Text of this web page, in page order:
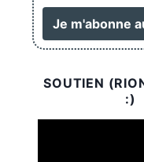
SOUTIEN
:)